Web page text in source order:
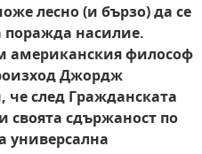
лесно (и бързо) да се
поражда насилие.
американския философ
Джордж
чеслед Гражданската
своята сдържаност по
универсална